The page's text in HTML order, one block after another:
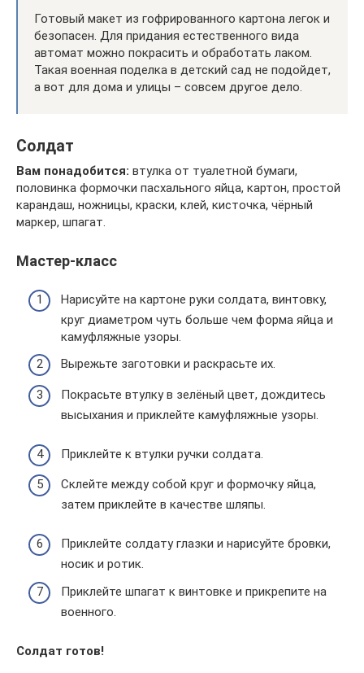
Готовый макет из гофрированного картона легок и
безопасен. Для придания естественного вида
автомат можно покрасить и обработать лаком.
Такая военная поделка в детский сад не подойдет,
а вот для дома и улицы – совсем другое дело.
Солдат
Вам понадобится: втулка от туалетной бумаги,
половинка формочки пасхального яйца, картон, простой
карандаш, ножницы, краски, клей, кисточка, чёрный
маркер, шпагат.
Мастер-класс
Нарисуйте на картоне руки солдата, винтовку,
круг диаметром чуть больше чем форма яйца и
камуфляжные узоры.
Вырежьте заготовки и раскрасьте их.
Покрасьте втулку в зелёный цвет, дождитесь
высыхания и приклейте камуфляжные узоры.
Приклейте к втулки ручки солдата.
Склейте между собой круг и формочку яйца,
затем приклейте в качестве шляпы.
Приклейте солдату глазки и нарисуйте бровки,
носик и ротик.
Приклейте шпагат к винтовке и прикрепите на
военного.
Солдат готов!